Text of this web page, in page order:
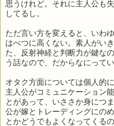
思うけれど。それに主人公も
してるし。
ただ言い方を変えると、いわ
はべつに高くない。素人がい
た、反射神経と判断力が鍵な
う話なので、だからなにって
オタク方面については個人的
主人公がコミュニケーション
とがあって、いささか身につ
公が嫁とトレーディングにの
とかどうでもよくなってくる